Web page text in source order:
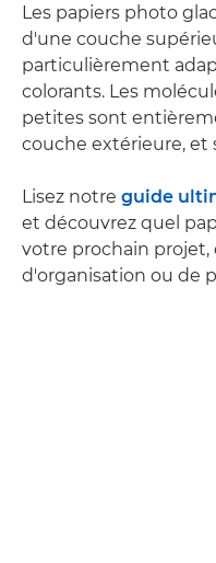
Les papiers photo
d'une couche
particulièrement
colorants. Les
petites sont
couche extérieure, et
Lisez notre guide
et découvrez quel
votre prochain projet,
d'organisation ou de